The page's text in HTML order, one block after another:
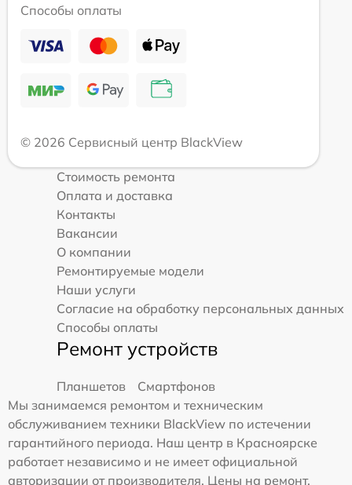
Способы оплаты
© 2026 Сервисный центр BlackView
Стоимость ремонта
Оплата и доставка
Контакты
Вакансии
О компании
Ремонтируемые модели
Наши услуги
Согласие на обработку персональных данных
Способы оплаты
Ремонт устройств
Планшетов
Смартфонов
Мы занимаемся ремонтом и техническим
обслуживанием техники BlackView по истечении
гарантийного периода. Наш центр в Красноярске
работает независимо и не имеет официальной
авторизации от производителя. Цены на ремонт,